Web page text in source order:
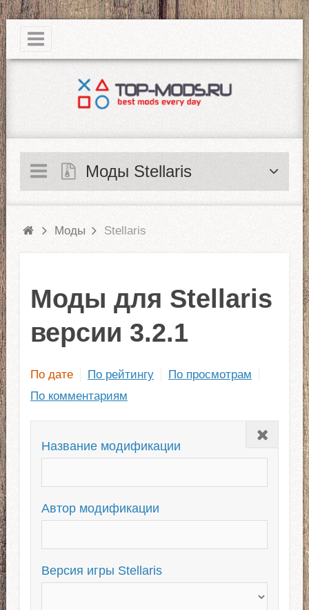
|
Моды Stellaris
Моды Stellaris
Моды для Stellaris
версии 3.2.1
По дате По рейтингу
По просмотрам
По комментариям
Закрыть
Название модификации
Автор модификации
Версия игры Stellaris